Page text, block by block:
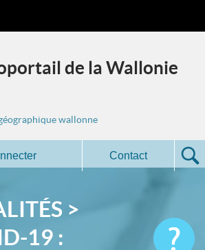
de la Wallonie
wallonne
Contact
>
19 :